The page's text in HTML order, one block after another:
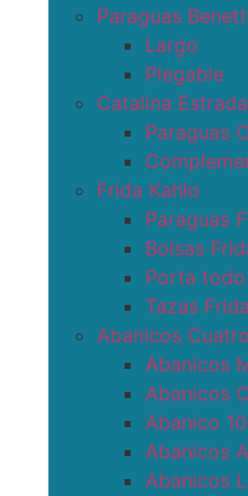
Paraguas
Largo
Plegable
Catalina Estrada
Paraguas
Frida Kahlo
Paraguas
Bolsas
Porta todo
Tazas
Abanicos
Abanicos
Abanicos
Abanico
Abanicos
Abanicos